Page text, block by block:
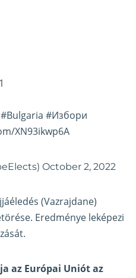
#Bulgaria #Избори
XN93ikwp6A
October 2, 2022
(Vazrajdane)
Eredménye leképezi
az Európai Uniót az